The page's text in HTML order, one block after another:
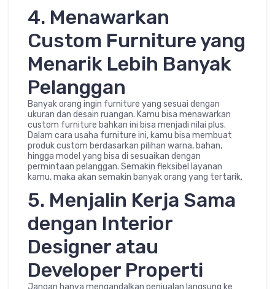
4. Menawarkan
Custom Furniture yang
Menarik Lebih Banyak
Pelanggan
Banyak orang ingin furniture yang sesuai dengan
ukuran dan desain ruangan. Kamu bisa menawarkan
custom furniture bahkan ini bisa menjadi nilai plus.
Dalam cara usaha furniture ini, kamu bisa membuat
produk custom berdasarkan pilihan warna, bahan,
hingga model yang bisa di sesuaikan dengan
permintaan pelanggan. Semakin fleksibel layanan
kamu, maka akan semakin banyak orang yang tertarik.
5. Menjalin Kerja Sama
dengan Interior
Designer atau
Developer Properti
Jangan hanya mengandalkan penjualan langsung ke